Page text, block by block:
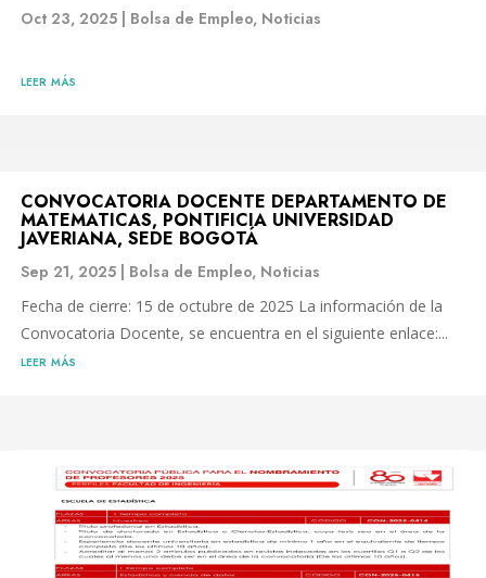
Oct 23, 2025 Bolsa de Empleo, Noticias
leer más
CONVOCATORIA DOCENTE DEPARTAMENTO DE
MATEMATICAS, PONTIFICIA UNIVERSIDAD
JAVERIANA, SEDE BOGOTÁ
Sep 21, 2025 | Bolsa de Empleo, Noticias
Fecha de cierre: 15 de octubre de 2025 La información de la
Convocatoria Docente, se encuentra en el siguiente enlace:...
leer más